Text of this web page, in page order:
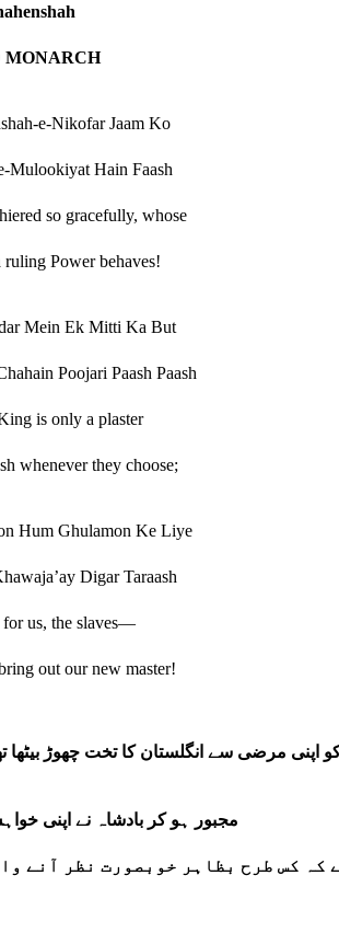
MONARCH
e-Nikofar Jaam Ko
Mulookiyat Hain Faash
so gracefully, whose
Power behaves!
Mein Ek Mitti Ka But
Poojari Paash Paash
is only a plaster
whenever they choose;
Hum Ghulamon Ke Liye
Digar Taraash
for us, the slaves—
out our new master!
میں ایڈورڈ ہشتم کا ذکر ہے، جو 7 دسمبر 1936 کو اپنی
مجبور ہو کر بادشاہ نے اپنی
کہ کس طرح بظاہر خوبصورت نظر